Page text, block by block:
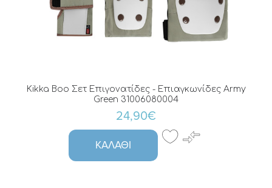
Kikka Boo Σετ Επιγονατίδες - Επιαγκωνίδες Army
Green 31006080004
24,90€
ΚΑΛΆΘΙ